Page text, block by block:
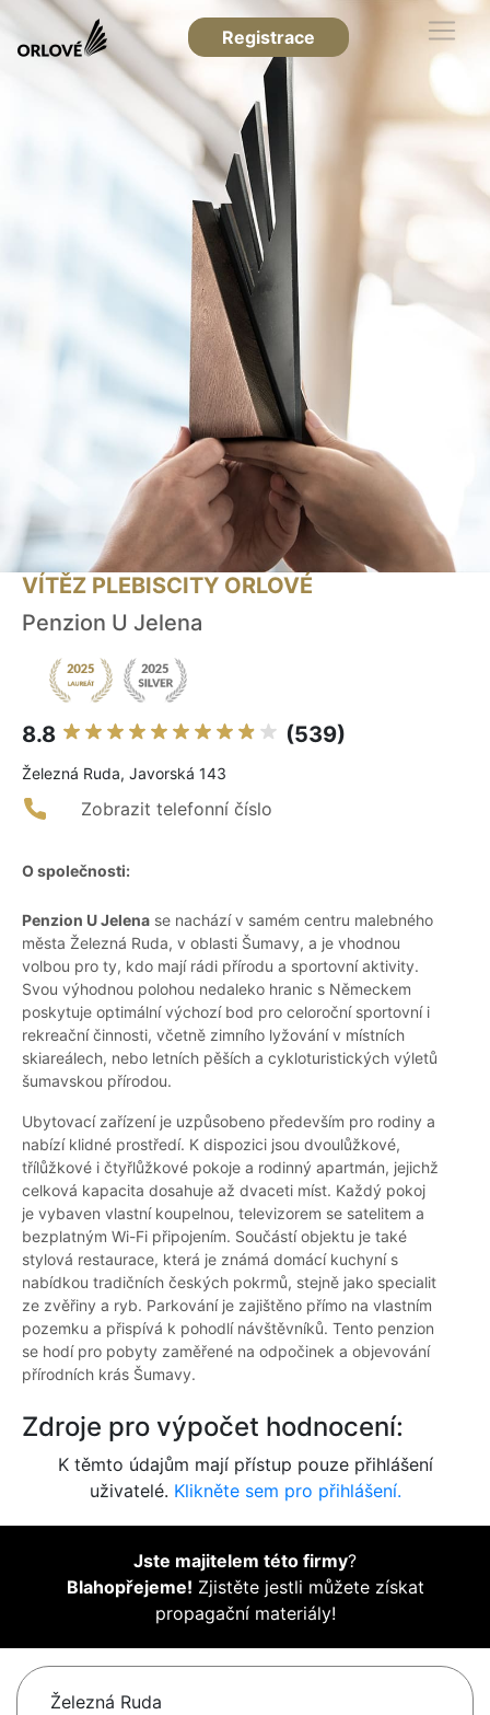
Registrace
VÍTĚZ PLEBISCITY ORLOVÉ
Penzion U Jelena
8.8 (539)
Železná Ruda, Javorská 143
Zobrazit telefonní číslo
O společnosti:
Penzion U Jelena se nachází v samém centru malebného
města Železná Ruda, v oblasti Šumavy, a je vhodnou
volbou pro ty, kdo mají rádi přírodu a sportovní aktivity.
Svou výhodnou polohou nedaleko hranic s Německem
poskytuje optimální výchozí bod pro celoroční sportovní i
rekreační činnosti, včetně zimního lyžování v místních
skiareálech, nebo letních pěších a cykloturistických výletů
šumavskou přírodou.
Ubytovací zařízení je uzpůsobeno především pro rodiny a
nabízí klidné prostředí. K dispozici jsou dvoulůžkové,
třílůžkové i čtyřlůžkové pokoje a rodinný apartmán, jejichž
celková kapacita dosahuje až dvaceti míst. Každý pokoj
je vybaven vlastní koupelnou, televizorem se satelitem a
bezplatným Wi-Fi připojením. Součástí objektu je také
stylová restaurace, která je známá domácí kuchyní s
nabídkou tradičních českých pokrmů, stejně jako specialit
ze zvěřiny a ryb. Parkování je zajištěno přímo na vlastním
pozemku a přispívá k pohodlí návštěvníků. Tento penzion
se hodí pro pobyty zaměřené na odpočinek a objevování
přírodních krás Šumavy.
Zdroje pro výpočet hodnocení:
K těmto údajům mají přístup pouze přihlášení
uživatelé. Klikněte sem pro přihlášení.
Jste majitelem této firmy?
Blahopřejeme! Zjistěte jestli můžete získat
propagační materiály!
Železná Ruda